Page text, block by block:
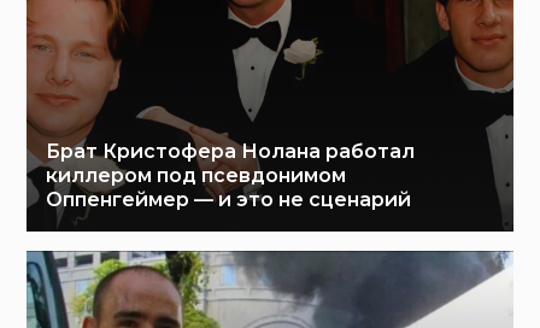
Брат Кристофера Нолана работал
киллером под псевдонимом
Оппенгеймер — и это не сценарий